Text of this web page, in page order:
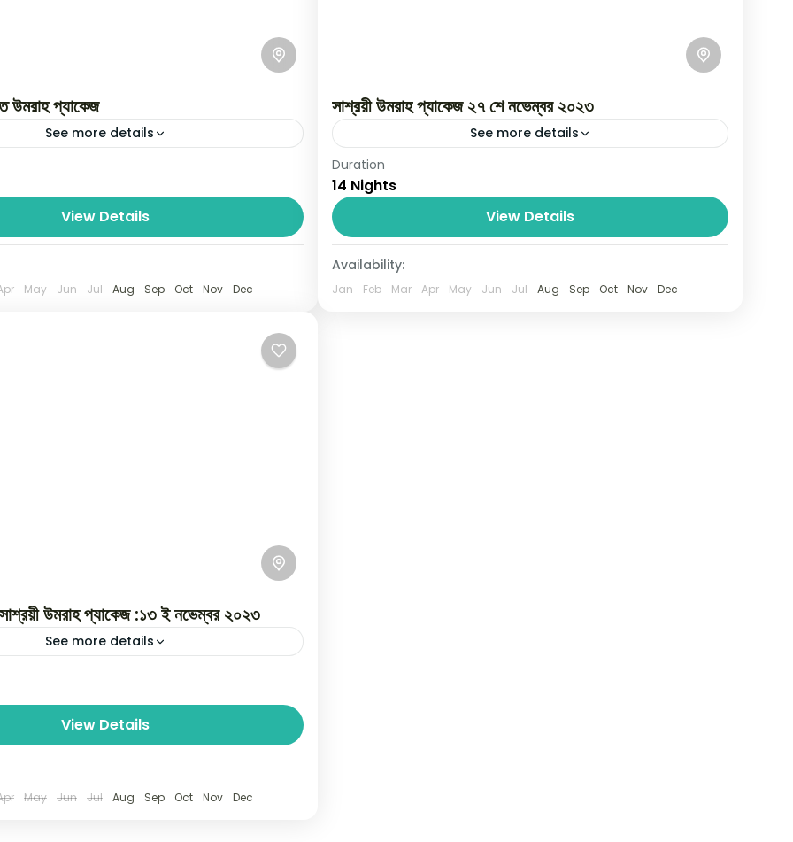
উমরাহ প্যাকেজ
See more details
সময় কাটুক পবিত্র হারামাইন এ সাশ্রয়ী মূল্যে ওমরাহ্‌ প্যাকেজ
হজ্জ ও ওমরাহ আল্লাহ তায়ালা আমাদের সকলকে তার ঘর...
View Details
May Jun Jul Aug Sep Oct Nov Dec
সাশ্রয়ী উমরাহ প্যাকেজ ২৭ শে নভেম্বর ২০২৩
See more details
দীর্ঘ প্রতিক্ষার ওমরাহ সফর‌ সাশ্রয়ী মূল্যে ওমরাহ্‌ প্যাকেজ জিলহজ্জ গ্রুপ বাংলাদেশ হজ্জ
ও ওমরাহ আল্লাহ তায়ালা আমাদের সকলকে তার ঘর জিয়ারত করার তৌফিক দিন। মহান...
01 Person
Duration
14 Nights
View Details
Availability:
Jan Feb Mar Apr May Jun Jul Aug Sep Oct Nov Dec
উমরাহ প্যাকেজ :১৩ ই নভেম্বর ২০২৩
See more details
ওমরাহ্‌ সাশ্রয়ী মূল্যে ওমরাহ্‌ প্যাকেজ জিলহজ্জ গ্রুপ বাংলাদেশ
তায়ালা আমাদের সকলকে তার ঘর জিয়ারত করার তৌফিক দিন।
View Details
May Jun Jul Aug Sep Oct Nov Dec